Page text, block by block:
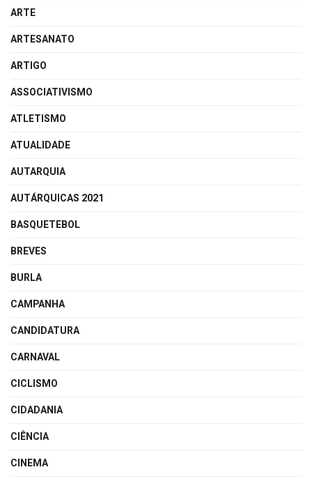
ARTE
ARTESANATO
ARTIGO
ASSOCIATIVISMO
ATLETISMO
ATUALIDADE
AUTARQUIA
AUTÁRQUICAS 2021
BASQUETEBOL
BREVES
BURLA
CAMPANHA
CANDIDATURA
CARNAVAL
CICLISMO
CIDADANIA
CIÊNCIA
CINEMA